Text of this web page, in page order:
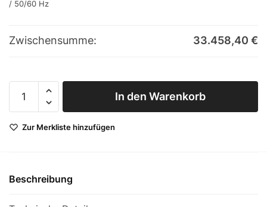
/ 50/60 Hz
Zwischensumme: 33.458,40 €
PizzaMaster®
944ED
In den Warenkorb
Zur Merkliste hinzufügen
Beschreibung